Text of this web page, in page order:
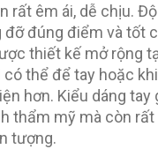
rất êm ái, dễ chịu.
đỡ đúng điểm và tốt
thiết kế mở rộng
thể để tay hoặc
hơn. Kiểu dáng tay
thẩm mỹ mà còn
tượng.